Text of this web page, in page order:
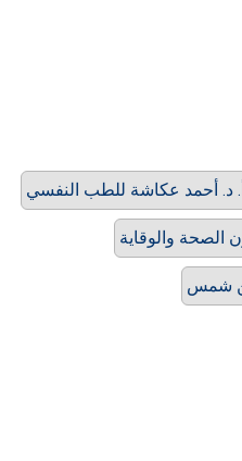
د. أحمد عكاشة للطب النفسي
الصحة والوقاية
شمس